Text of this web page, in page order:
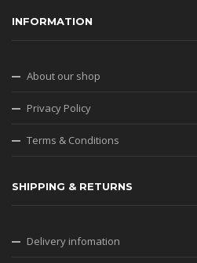
INFORMATION
About our shop
Privacy Policy
Terms & Conditions
SHIPPING & RETURNS
Delivery infomation